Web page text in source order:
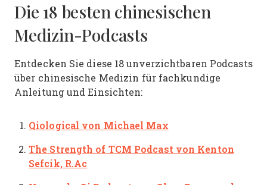
Die 18 besten chinesischen
Medizin-Podcasts
Entdecken Sie diese 18 unverzichtbaren Podcasts
über chinesische Medizin für fachkundige
Anleitung und Einsichten:
Qiological von Michael Max
The Strength of TCM Podcastvon Kenton
Sefcik, R.Ac